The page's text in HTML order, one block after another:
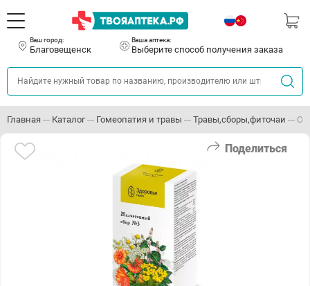
Ваш город:
Благовещенск
Ваша аптека:
Выберите способ получения заказа
Главная Каталог Гомеопатия и травы Травы,сборы,фиточаи
Поделиться